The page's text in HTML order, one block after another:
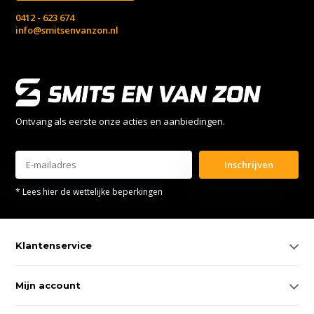
0412 - 623 674
info@smitsenvanzon.nl
Ontvang als eerste onze acties en aanbiedingen.
Inschrijven
* Lees hier de wettelijke beperkingen
Klantenservice
Mijn account